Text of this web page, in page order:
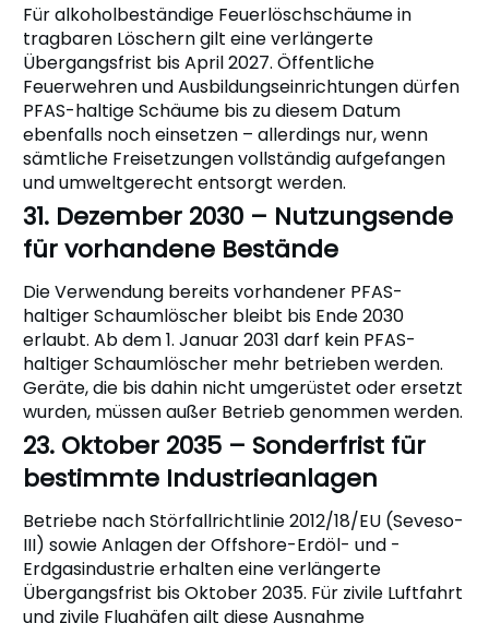
Für alkoholbeständige Feuerlöschschäume in
tragbaren Löschern gilt eine verlängerte
Übergangsfrist bis April 2027. Öffentliche
Feuerwehren und Ausbildungseinrichtungen dürfen
PFAS-haltige Schäume bis zu diesem Datum
ebenfalls noch einsetzen – allerdings nur, wenn
sämtliche Freisetzungen vollständig aufgefangen
und umweltgerecht entsorgt werden.
31. Dezember 2030 – Nutzungsende
für vorhandene Bestände
Die Verwendung bereits vorhandener PFAS-
haltiger Schaumlöscher bleibt bis Ende 2030
erlaubt. Ab dem 1. Januar 2031 darf kein PFAS-
haltiger Schaumlöscher mehr betrieben werden.
Geräte, die bis dahin nicht umgerüstet oder ersetzt
wurden, müssen außer Betrieb genommen werden.
23. Oktober 2035 – Sonderfrist für
bestimmte Industrieanlagen
Betriebe nach Störfallrichtlinie 2012/18/EU (Seveso-
III) sowie Anlagen der Offshore-Erdöl- und -
Erdgasindustrie erhalten eine verlängerte
Übergangsfrist bis Oktober 2035. Für zivile Luftfahrt
und zivile Flughäfen gilt diese Ausnahme